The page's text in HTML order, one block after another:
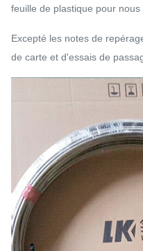
feuille de plastique pour
Excepté les notes de
de carte et d'essais de